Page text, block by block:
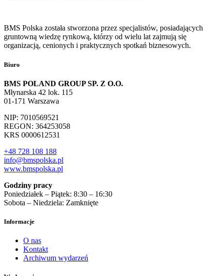
BMS Polska została stworzona przez specjalistów, posiadających
gruntowną wiedzę rynkową, którzy od wielu lat zajmują się
organizacją, cenionych i praktycznych spotkań biznesowych.
Biuro
BMS POLAND GROUP SP. Z O.O.
Młynarska 42 lok. 115
01-171 Warszawa
NIP: 7010569521
REGON: 364253058
KRS 0000612531
+48 728 108 188
info@bmspolska.pl
www.bmspolska.pl
Godziny pracy
Poniedziałek – Piątek: 8:30 – 16:30
Sobota – Niedziela: Zamknięte
Informacje
O nas
Kontakt
Archiwum wydarzeń